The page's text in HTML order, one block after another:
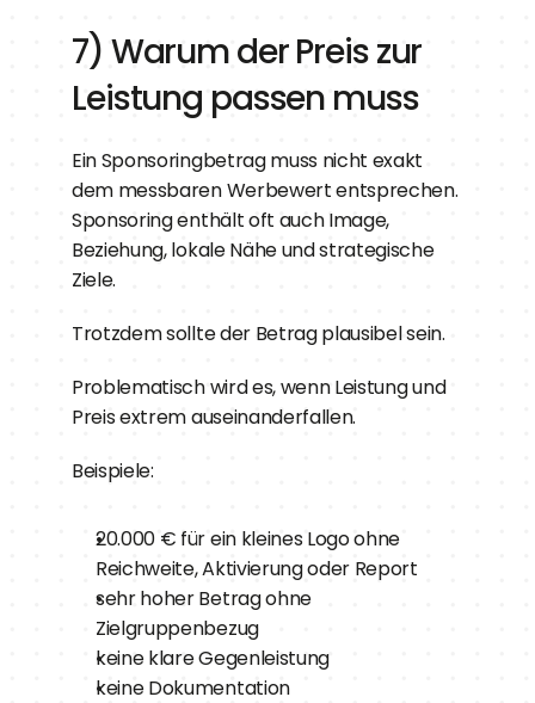
7) Warum der Preis zur
Leistung passen muss
Ein Sponsoringbetrag muss nicht exakt
dem messbaren Werbewert entsprechen.
Sponsoring enthält oft auch Image,
Beziehung, lokale Nähe und strategische
Ziele.
Trotzdem sollte der Betrag plausibel sein.
Problematisch wird es, wenn Leistung und
Preis extrem auseinanderfallen.
Beispiele:
20.000 € für ein kleines Logo ohne
Reichweite, Aktivierung oder Report
sehr hoher Betrag ohne
Zielgruppenbezug
keine klare Gegenleistung
keine Dokumentation